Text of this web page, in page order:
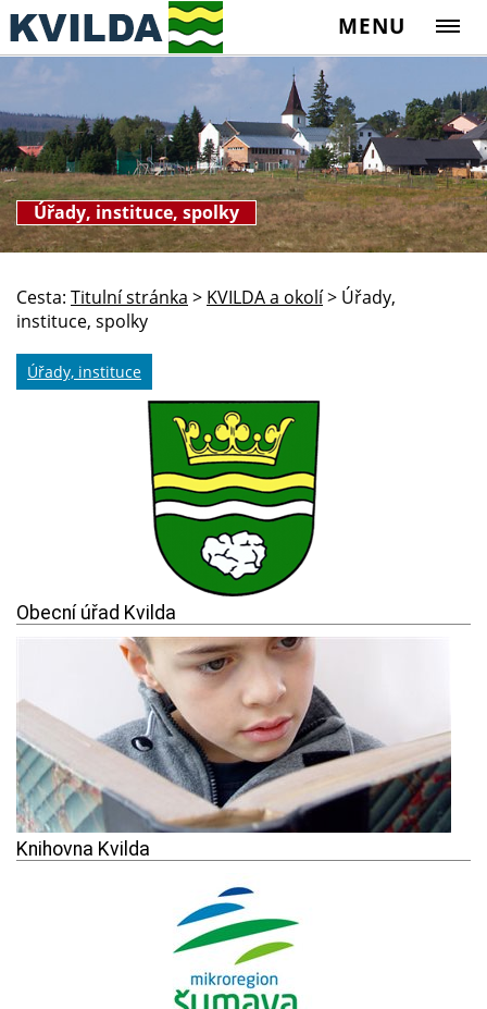
MENU
Úřady, instituce, spolky
Cesta: Titulní stránka > KVILDA a okolí> Úřady,
instituce, spolky
Úřady, instituce
Obecní úřad Kvilda
Knihovna Kvilda